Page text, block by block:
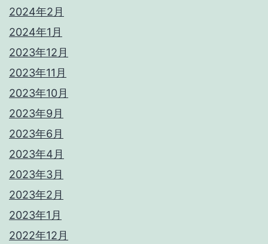
2024年2月
2024年1月
2023年12月
2023年11月
2023年10月
2023年9月
2023年6月
2023年4月
2023年3月
2023年2月
2023年1月
2022年12月